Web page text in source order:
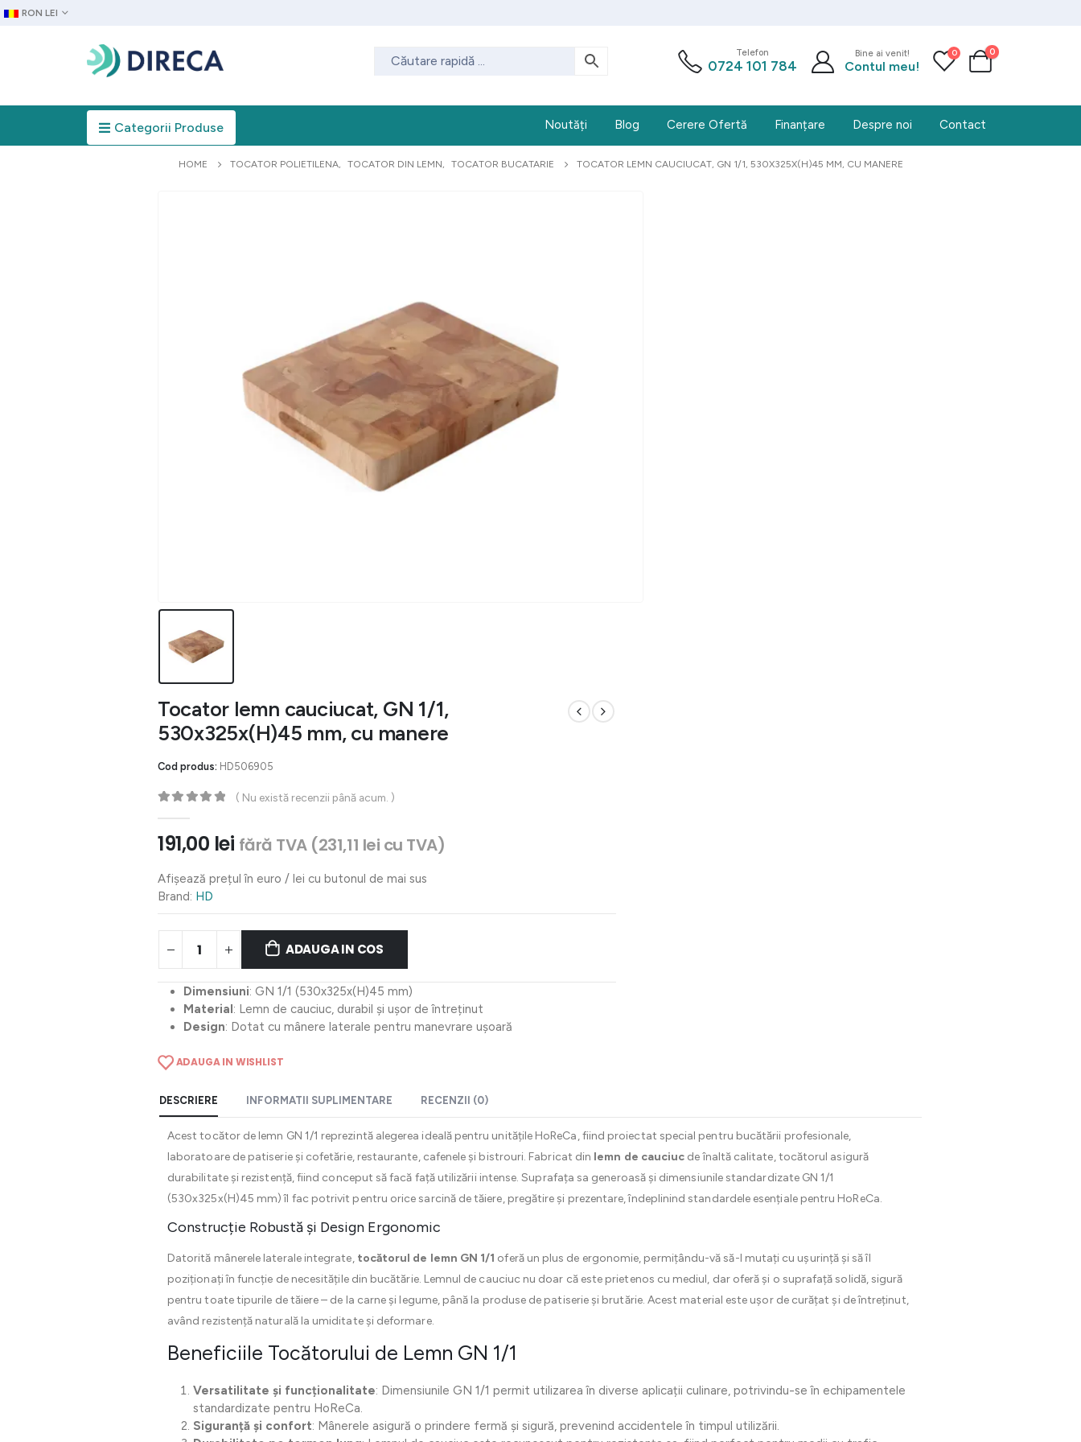
RON LEI
Telefon
0724 101 784
Bine ai venit!
Contul meu!
0 0
Categorii Produse Noutăți Blog Cerere Ofertă Finanțare Despre noi Contact
HOME TOCATOR POLIETILENA, TOCATOR DIN LEMN, TOCATOR BUCATARIE TOCATOR LEMN CAUCIUCAT, GN 1/1, 530X325X(H)45 MM, CU MANERE
Tocator lemn cauciucat, GN 1/1,
530x325x(H)45 mm, cu manere
Cod produs: HD506905
( Nu există recenzii până acum. )
191,00 lei fără TVA (231,11 lei cu TVA)
Afișează prețul în euro / lei cu butonul de mai sus
Brand: HD
ADAUGA IN COS
Dimensiuni: GN 1/1 (530x325x(H)45 mm)
Material : Lemn de cauciuc, durabil și ușor de întreținut
Design: Dotat cu mânere laterale pentru manevrare ușoară
ADAUGA IN WISHLIST
DESCRIERE INFORMATII SUPLIMENTARE RECENZII (0)
Acest tocător de lemn GN 1/1 reprezintă alegerea ideală pentru unitățile HoReCa, fiind proiectat special pentru bucătării profesionale,
laboratoare de patiserie și cofetărie, restaurante, cafenele și bistrouri. Fabricat din lemn de cauciuc de înaltă calitate, tocătorul asigură
durabilitate și rezistență, fiind conceput să facă față utilizării intense. Suprafața sa generoasă și dimensiunile standardizate GN 1/1
(530x325x(H)45 mm) îl fac potrivit pentru orice sarcină de tăiere, pregătire și prezentare, îndeplinind standardele esențiale pentru HoReCa.
Construcție Robustă și Design Ergonomic
Datorită mânerele laterale integrate, tocătorul de lemn GN 1/1 oferă un plus de ergonomie, permițându-vă să-l mutați cu ușurință și să îl
poziționați în funcție de necesitățile din bucătărie. Lemnul de cauciuc nu doar că este prietenos cu mediul, dar oferă și o suprafață solidă, sigură
pentru toate tipurile de tăiere – de la carne și legume, până la produse de patiserie și brutărie. Acest material este ușor de curățat și de întreținut,
având rezistență naturală la umiditate și deformare.
Beneficiile Tocătorului de Lemn GN 1/1
Versatilitate și funcționalitate: Dimensiunile GN 1/1 permit utilizarea în diverse aplicații culinare, potrivindu-se în echipamentele
standardizate pentru HoReCa.
Siguranță și confort: Mânerele asigură o prindere fermă și sigură, prevenind accidentele în timpul utilizării.